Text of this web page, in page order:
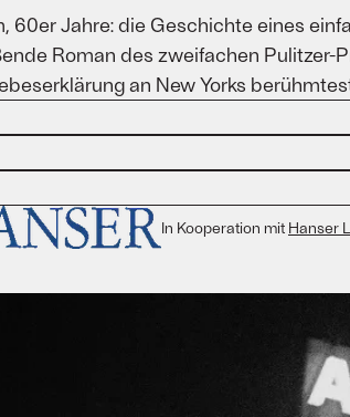
60er Jahre: die Geschichte eines
Roman des zweifachen Pulitzer-
an New Yorks
In Kooperation mit Hanser